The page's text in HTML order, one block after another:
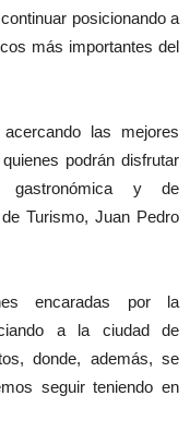
posicionando a
más importantes del
las mejores
podrán disfrutar
gastronómica y de
Turismo, Juan Pedro
encaradas por la
a la ciudad de
donde, además, se
seguir teniendo en